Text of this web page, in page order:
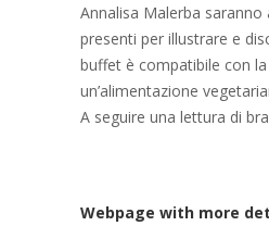
Annalisa Malerba saranno
presenti per illustrare e
buffet è compatibile con
un’alimentazione
A seguire una lettura di
Webpage with more